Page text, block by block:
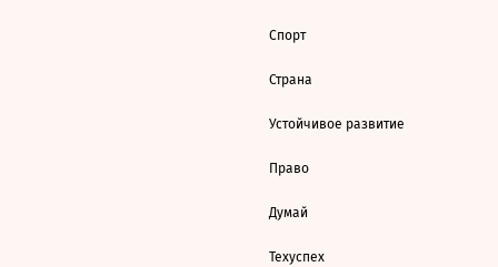
Спорт
Страна
Устойчивое развитие
Право
Думай
Техуспех